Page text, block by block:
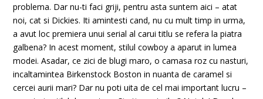
problema. Dar nu-ti faci griji, pentru asta suntem aici – atat
noi, cat si Dickies. Iti amintesti cand, nu cu mult timp in urma,
a avut loc premiera unui serial al carui titlu se refera la piatra
galbena? In acest moment, stilul cowboy a aparut in lumea
modei. Asadar, ce zici de blugi maro, o camasa roz cu nasturi,
incaltamintea Birkenstock Boston in nuanta de caramel si
cercei aurii mari? Dar nu poti uita de cel mai important lucru –